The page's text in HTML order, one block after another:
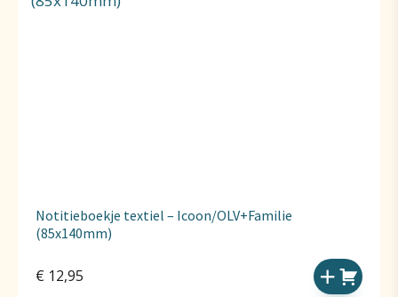
Notitieboekje textiel – Icoon/OLV+Familie
(85x140mm)
€ 12,95